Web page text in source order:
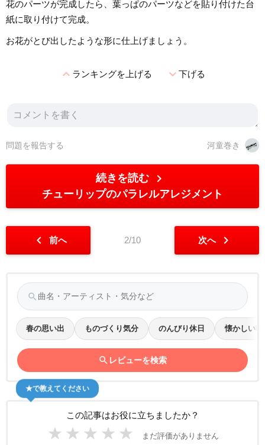
花のパーツが完成したら、葉っぱのパーツなどを貼り付けた台
紙に取り付けて完成。
お花がとび出したような形に仕上げましょう。
expand_lessランキングを上げる expand_more下げる
河童巻き
問題を報告する
続きを読む chevron_right
チューリップのパラレルアレジメント
chevron_left 前へ 2/10 次へ chevron_right
search
春の思い出 ものづくり気分 のんびり休日 懐かしい時
search レビューを検索
この記事はお役に立ちましたか？
★ ★ ★ ★ ★ まだ評価がありません
★で教えてください